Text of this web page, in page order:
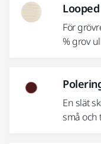
För
% grov
En slät
små och